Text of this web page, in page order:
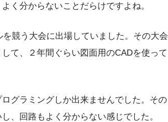
く分からないことだらけですよね。
競う大会に出場していました。その大会
て、２年間ぐらい図面用のCADを使って
グラミングしか出来ませんでした。その
、回路もよく分からない感じでした。